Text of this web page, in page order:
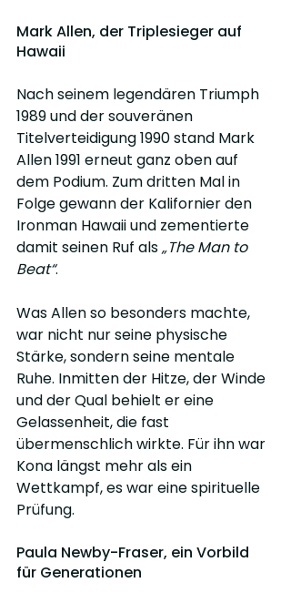
Mark Allen, der Triplesieger auf
Hawaii
Nach seinem legendären Triumph
1989 und der souveränen
Titelverteidigung 1990 stand Mark
Allen 1991 erneut ganz oben auf
dem Podium. Zum dritten Mal in
Folge gewann der Kalifornier den
Ironman Hawaii und zementierte
damit seinen Ruf als „The Man to
Beat“.
Was Allen so besonders machte,
war nicht nur seine physische
Stärke, sondern seine mentale
Ruhe. Inmitten der Hitze, der Winde
und der Qual behielt er eine
Gelassenheit, die fast
übermenschlich wirkte. Für ihn war
Kona längst mehr als ein
Wettkampf, es war eine spirituelle
Prüfung.
Paula Newby-Fraser, ein Vorbild
für Generationen